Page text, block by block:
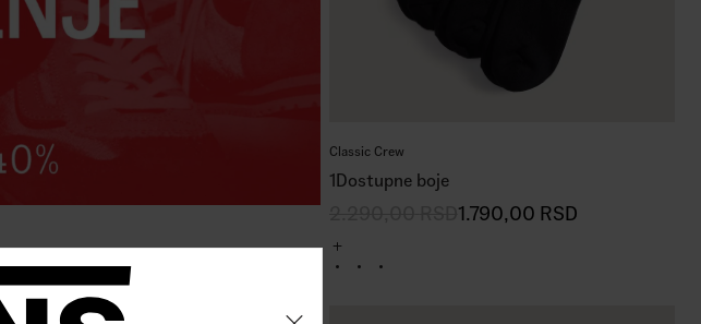
Classic Crew
1Dostupne boje
1.790,00 RSD